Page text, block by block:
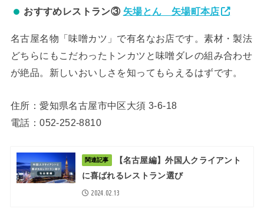
おすすめレストラン③ 矢場とん 矢場町本店
名古屋名物「味噌カツ」で有名なお店です。素材・製法
どちらにもこだわったトンカツと味噌ダレの組み合わせ
が絶品。新しいおいしさを知ってもらえるはずです。
住所：愛知県名古屋市中区大須 3-6-18
電話：052-252-8810
関連記事
【名古屋編】外国人クライアント
に喜ばれるレストラン選び
2024.02.13